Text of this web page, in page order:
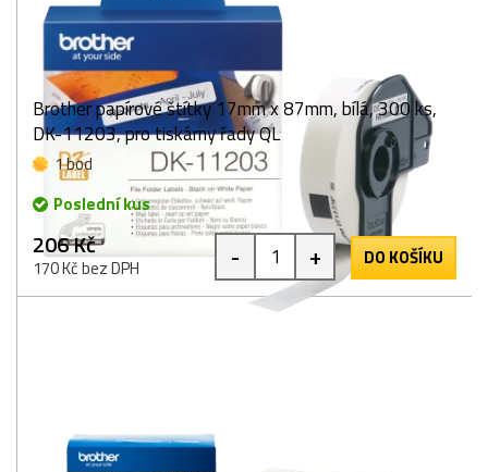
Brother papírové štítky 17mm x 87mm, bílá, 300 ks,
DK-11203, pro tiskárny řady QL
1 bod
Poslední kus
206 Kč
170 Kč bez DPH - + DO KOŠÍKU